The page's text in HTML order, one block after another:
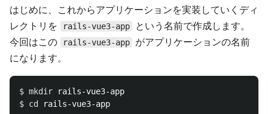
はじめに、これからアプリケーションを実装していくディ
レクトリを
rails-vue3-app
という名前で作成します。
今回はこの
rails-vue3-app
がアプリケーションの名前
になります。
$ mkdir
$ cd